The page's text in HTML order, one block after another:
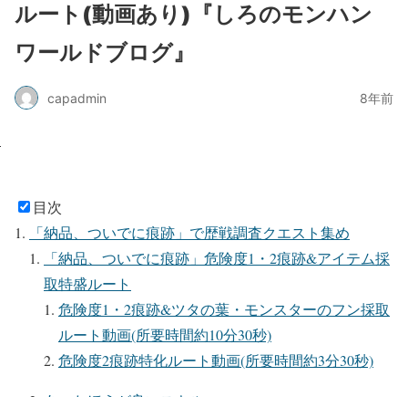
ルート(動画あり)『しろのモンハン
ワールドブログ』
capadmin 8年前
目次
「納品、ついでに痕跡」で歴戦調査クエスト集め
「納品、ついでに痕跡」危険度1・2痕跡&アイテム採
取特盛ルート
危険度1・2痕跡&ツタの葉・モンスターのフン採取
ルート動画(所要時間約10分30秒)
危険度2痕跡特化ルート動画(所要時間約3分30秒)